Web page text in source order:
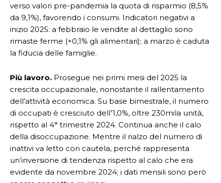
verso valori pre-pandemia la quota di risparmio (8,5%
da 9,1%), favorendo i consumi. Indicatori negativi a
inizio 2025: a febbraio le vendite al dettaglio sono
rimaste ferme (+0,1% gli alimentari); a marzo è caduta
la fiducia delle famiglie.
Più lavoro. Prosegue nei primi mesi del 2025 la
crescita occupazionale, nonostante il rallentamento
dell’attività economica. Su base bimestrale, il numero
di occupati è cresciuto dell’1,0%, oltre 230mila unità,
rispetto al 4° trimestre 2024. Continua anche il calo
della disoccupazione. Mentre il rialzo del numero di
inattivi va letto con cautela, perché rappresenta
un’inversione di tendenza rispetto al calo che era
evidente da novembre 2024; i dati mensili sono però